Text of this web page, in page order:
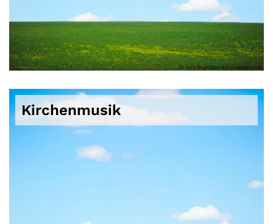
© Yuriy Bogdanov auf unsplash.com
Kirchenmusik